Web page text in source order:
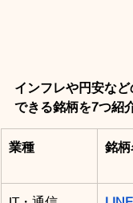
インフレや円安な
できる銘柄を7つ紹
業種 銘柄